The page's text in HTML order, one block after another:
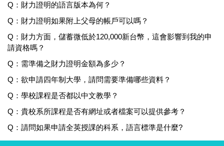
Q：財力證明的語言版本為何？
Q：財力證明如果附上父母的帳戶可以嗎？
Q：財力方面，儲蓄微低於120,000新台幣，這會影響到我的申
請資格嗎？
Q：需準備之財力證明金額為多少？
Q：欲申請四年制大學，請問需要準備哪些資料？
Q：學校課程是否都以中文教學？
Q：貴校系所課程是否有網址或者檔案可以提供參考？
Q：請問如果申請全英授課的科系，語言標準是什麼?